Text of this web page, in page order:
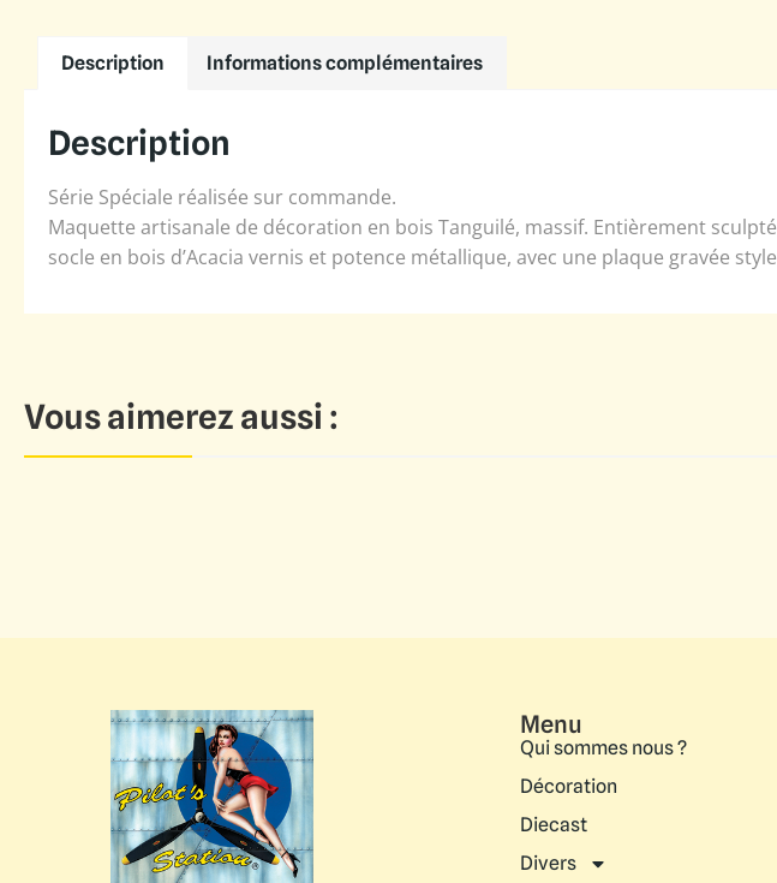
Description Informations complémentaires
Description
Série Spéciale réalisée sur commande.
Maquette artisanale de décoration en bois Tanguilé, massif. Entièrement
socle en bois d’Acacia vernis et potence métallique, avec une plaque gravée
Vous aimerez aussi :
Menu
Qui sommes nous ?
Décoration
Diecast
Divers